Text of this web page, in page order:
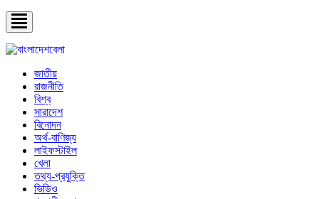
জাতীয়
রাজনীতি
বিশ্ব
সারাদেশ
বিনোদন
অর্থ-বাণিজ্য
লাইফস্টাইল
খেলা
তথ্য-প্রযুক্তি
ভিডিও